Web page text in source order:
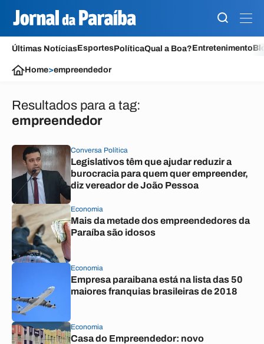
Últimas NotíciasEsportesPolíticaQual a Boa?Entretenimento
Home>empreendedor
Resultados para a tag:
empreendedor
Conversa Política
Legislativos têm que ajudar reduzir a
burocracia para quem quer empreender,
diz vereador de João Pessoa
Economia
Mais da metade dos empreendedores da
Paraíba são idosos
Economia
Empresa paraibana está na lista das 50
maiores franquias brasileiras de 2018
Economia
Casa do Empreendedor: novo